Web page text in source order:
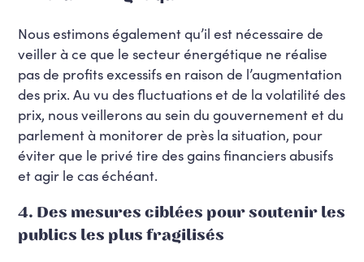
Nous estimons également qu’il est nécessaire de
veiller à ce que le secteur énergétique ne réalise
pas de profits excessifs en raison de l’augmentation
des prix. Au vu des fluctuations et de la volatilité des
prix, nous veillerons au sein du gouvernement et du
parlement à monitorer de près la situation, pour
éviter que le privé tire des gains financiers abusifs
et agir le cas échéant.
4. Des mesures ciblées pour soutenir les
publics les plus fragilisés